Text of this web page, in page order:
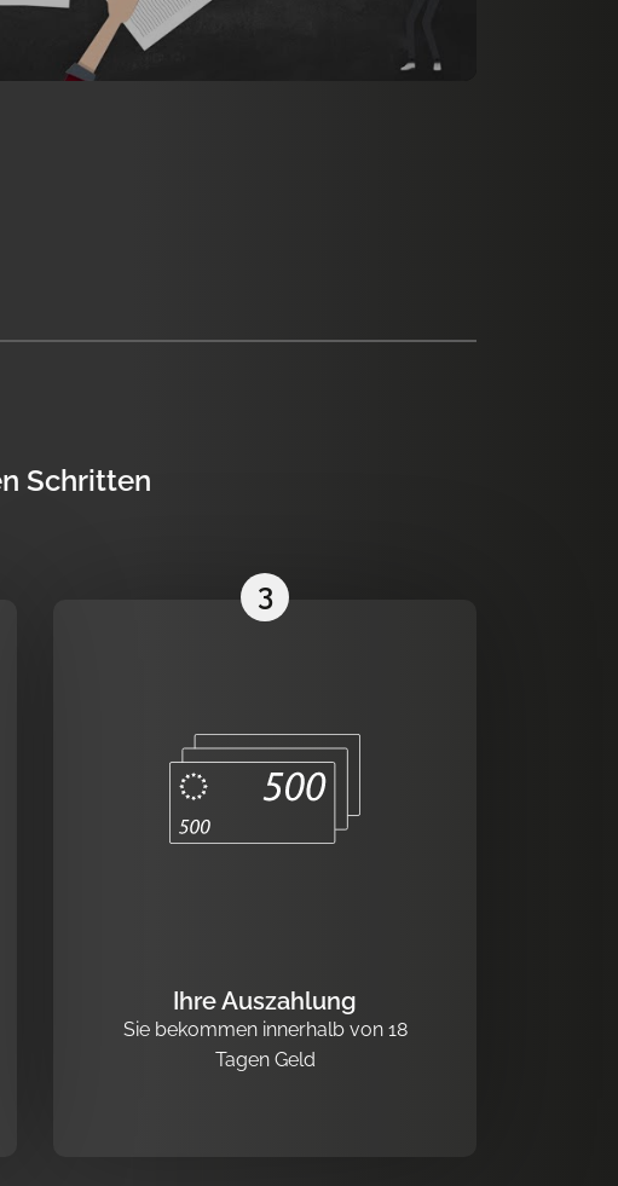
Schritten
3
Ihre Auszahlung
Sie bekommen innerhalb von 18
Tagen Geld